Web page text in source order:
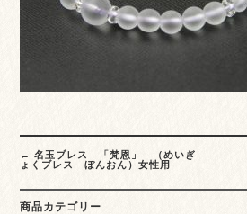
Post
navigation
← 名玉ブレス 「梵恩」 （めいぎ
ょくブレス ぼんおん）女性用
商品カテゴリー